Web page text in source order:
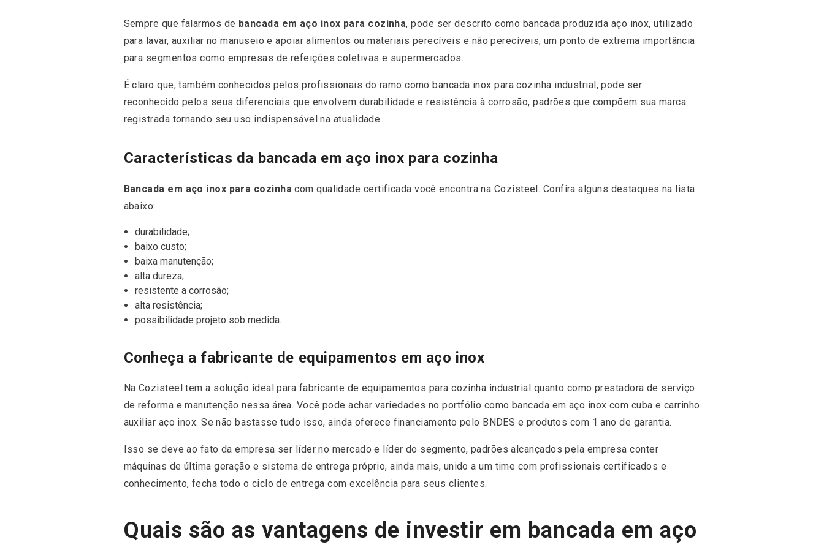
Sempre que falarmos de bancada em aço inox para cozinha, pode ser descrito como bancada produzida aço inox, utilizado
para lavar, auxiliar no manuseio e apoiar alimentos ou materiais perecíveis e não perecíveis, um ponto de extrema importância
para segmentos como empresas de refeições coletivas e supermercados.
É claro que, também conhecidos pelos profissionais do ramo como bancada inox para cozinha industrial, pode ser
reconhecido pelos seus diferenciais que envolvem durabilidade e resistência à corrosão, padrões que compõem sua marca
registrada tornando seu uso indispensável na atualidade.
Características da bancada em aço inox para cozinha
Bancada em aço inox para cozinha com qualidade certificada você encontra na Cozisteel. Confira alguns destaques na lista
abaixo:
durabilidade;
baixo custo;
baixa manutenção;
alta dureza;
resistente a corrosão;
alta resistência;
possibilidade projeto sob medida.
Conheça a fabricante de equipamentos em aço inox
Na Cozisteel tem a solução ideal para fabricante de equipamentos para cozinha industrial quanto como prestadora de serviço
de reforma e manutenção nessa área. Você pode achar variedades no portfólio como bancada em aço inox com cuba e carrinho
auxiliar aço inox. Se não bastasse tudo isso, ainda oferece financiamento pelo BNDES e produtos com 1 ano de garantia.
Isso se deve ao fato da empresa ser líder no mercado e líder do segmento, padrões alcançados pela empresa conter
máquinas de última geração e sistema de entrega próprio, ainda mais, unido a um time com profissionais certificados e
conhecimento, fecha todo o ciclo de entrega com excelência para seus clientes.
Quais são as vantagens de investir em bancada em aço